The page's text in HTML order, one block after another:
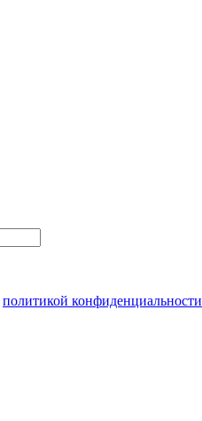
политикой конфиденциальности